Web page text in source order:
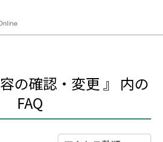
の確認・変更 』 内の
FAQ